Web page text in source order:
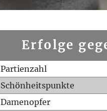
Erfolge
Partienzahl
Schönheitspunkte
Damenopfer